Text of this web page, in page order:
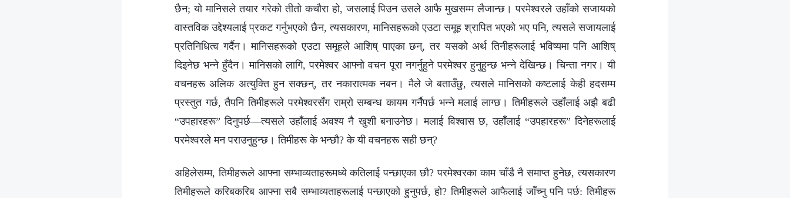
छैन; यो मानिसले तयार गरेको तीतो कचौरा हो, जसलाई पिउन उसले आफै मुखसम्‍म लैजान्छ। परमेश्‍वरले उहाँको सजायको
वास्तविक उद्देश्यलाई प्रकट गर्नुभएको छैन, त्यसकारण, मानिसहरूको एउटा समूह श्रापित भएको भए पनि, त्यसले सजायलाई
प्रतिनिधित्व गर्दैन। मानिसहरूको एउटा समूहले आशिष् पाएका छन्, तर यसको अर्थ तिनीहरूलाई भविष्यमा पनि आशिष्
दिइनेछ भन्‍ने हुँदैन। मानिसको लागि, परमेश्‍वर आफ्‍नो वचन पूरा नगर्नुहुने परमेश्‍वर हुनुहुन्छ भन्‍ने देखिन्छ। चिन्ता नगर। यी
वचनहरू अलिक अत्युक्ति हुन सक्छन्, तर नकारात्मक नबन। मैले जे बताउँछु, त्यसले मानिसको कष्टलाई केही हदसम्‍म
प्रस्तुत गर्छ, तैपनि तिमीहरूले परमेश्‍वरसँग राम्रो सम्‍बन्ध कायम गर्नैपर्छ भन्‍ने मलाई लाग्छ। तिमीहरूले उहाँलाई अझै बढी
“उपहारहरू” दिनुपर्छ—त्यसले उहाँलाई अवश्य नै खुशी बनाउनेछ। मलाई विश्‍वास छ, उहाँलाई “उपहारहरू” दिनेहरूलाई
परमेश्‍वरले मन पराउनुहुन्छ। तिमीहरू के भन्छौ? के यी वचनहरू सही छन्?
अहिलेसम्‍म, तिमीहरूले आफ्‍ना सम्भाव्यताहरूमध्ये कतिलाई पन्छाएका छौ? परमेश्‍वरका काम चाँडै नै समाप्त हुनेछ, त्यसकारण
तिमीहरूले करिबकरिब आफ्‍ना सबै सम्भाव्यताहरूलाई पन्छाएको हुनुपर्छ, हो? तिमीहरूले आफैलाई जाँच्‍नु पनि पर्छ: तिमीहरू